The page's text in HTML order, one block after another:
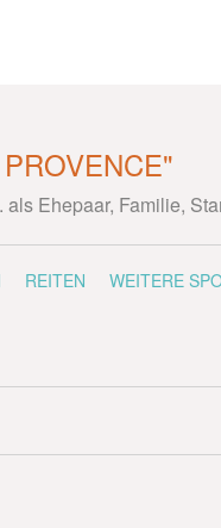
Ehepaar, Familie,
REITEN WEITERE